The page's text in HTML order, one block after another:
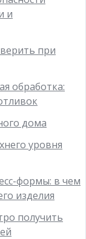
и
при
обработка:
дома
уровня
формы: в чем
изделия
получить